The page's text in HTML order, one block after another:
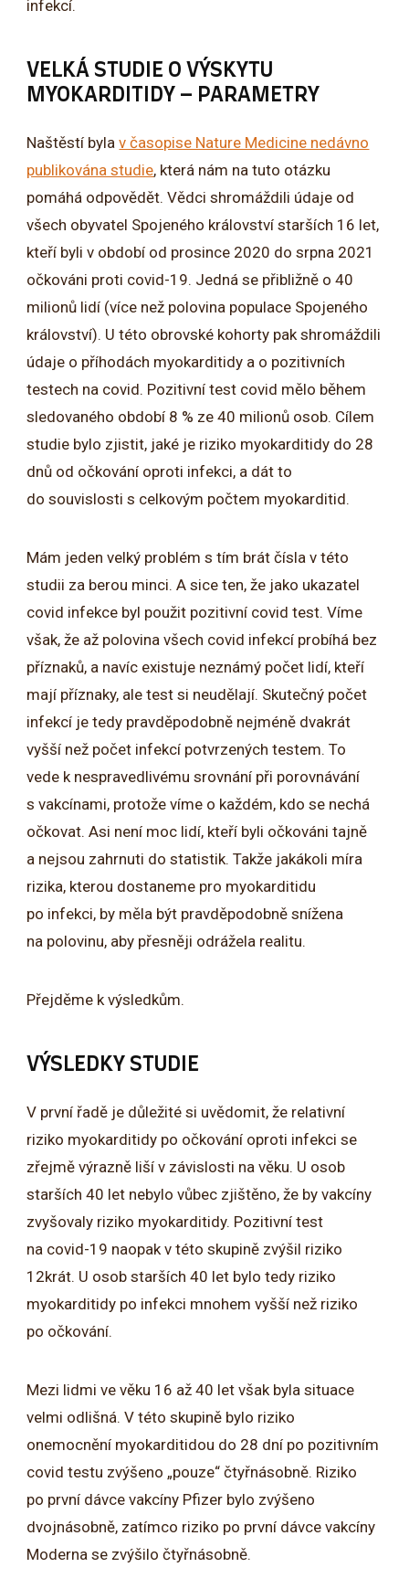
infekcí.
VELKÁ STUDIE O VÝSKYTU
MYOKARDITIDY – PARAMETRY
Naštěstí bylav časopise Nature Medicine nedávno
publikována studie, která nám na tuto otázku
pomáhá odpovědět. Vědci shromáždili údaje od
všech obyvatel Spojeného království starších 16 let,
kteří byli v období od prosince 2020 do srpna 2021
očkováni proti covid-19. Jedná se přibližně o 40
milionů lidí (více než polovina populace Spojeného
království). U této obrovské kohorty pak shromáždili
údaje o příhodách myokarditidy a o pozitivních
testech na covid. Pozitivní test covid mělo během
sledovaného období 8 % ze 40 milionů osob. Cílem
studie bylo zjistit, jaké je riziko myokarditidy do 28
dnů od očkování oproti infekci, a dát to
do souvislosti s celkovým počtem myokarditid.
Mám jeden velký problém s tím brát čísla v této
studii za berou minci. A sice ten, že jako ukazatel
covid infekce byl použit pozitivní covid test. Víme
však, že až polovina všech covid infekcí probíhá bez
příznaků, a navíc existuje neznámý počet lidí, kteří
mají příznaky, ale test si neudělají. Skutečný počet
infekcí je tedy pravděpodobně nejméně dvakrát
vyšší než počet infekcí potvrzených testem. To
vede k nespravedlivému srovnání při porovnávání
s vakcínami, protože víme o každém, kdo se nechá
očkovat. Asi není moc lidí, kteří byli očkováni tajně
a nejsou zahrnuti do statistik. Takže jakákoli míra
rizika, kterou dostaneme pro myokarditidu
po infekci, by měla být pravděpodobně snížena
na polovinu, aby přesněji odrážela realitu.
Přejděme k výsledkům.
VÝSLEDKY STUDIE
V první řadě je důležité si uvědomit, že relativní
riziko myokarditidy po očkování oproti infekci se
zřejmě výrazně liší v závislosti na věku. U osob
starších 40 let nebylo vůbec zjištěno, že by vakcíny
zvyšovaly riziko myokarditidy. Pozitivní test
na covid-19 naopak v této skupině zvýšil riziko
12krát. U osob starších 40 let bylo tedy riziko
myokarditidy po infekci mnohem vyšší než riziko
po očkování.
Mezi lidmi ve věku 16 až 40 let však byla situace
velmi odlišná. V této skupině bylo riziko
onemocnění myokarditidou do 28 dní po pozitivním
covid testu zvýšeno „pouze“ čtyřnásobně. Riziko
po první dávce vakcíny Pfizer bylo zvýšeno
dvojnásobně, zatímco riziko po první dávce vakcíny
Moderna se zvýšilo čtyřnásobně.